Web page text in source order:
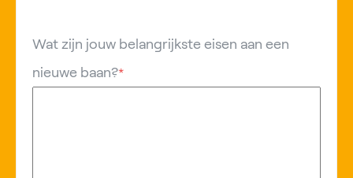
Wat zijn jouw belangrijkste eisen aan een
nieuwe baan?*